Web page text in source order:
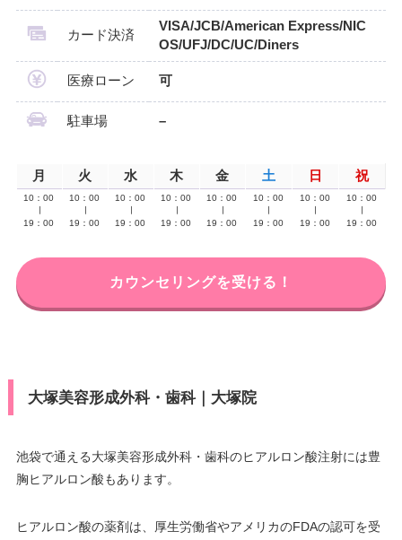
カード決済
VISA/JCB/American Express/NIC
OS/UFJ/DC/UC/Diners
医療ローン 可
駐車場 –
月 火 水 木 金 土 日 祝
10：00
19：00
10：00
19：00
10：00
19：00
10：00
19：00
10：00
19：00
10：00
19：00
10：00
19：00
10：00
19：00
カウンセリングを受ける！
大塚美容形成外科・歯科｜大塚院
池袋で通える大塚美容形成外科・歯科のヒアルロン酸注射には豊
胸ヒアルロン酸もあります。
ヒアルロン酸の薬剤は、厚生労働省やアメリカのFDAの認可を受